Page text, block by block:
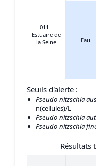
011 -
Estuaire de
la Seine
Eau
Seuils d'alerte :
Pseudo-nitzschia
n(cellules)/L
Pseudo-nitzschia
Pseudo-nitzschia
Résultats